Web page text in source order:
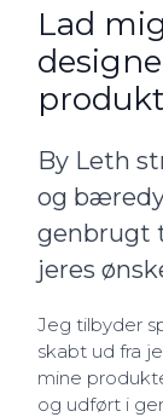
Lad
By Leth
og
genbrugt
jeres
Jeg tilbyder
skabt ud fra
mine
og udført i